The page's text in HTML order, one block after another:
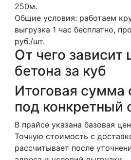
250м.
Общие условия: работаем
выгрузка 1 час бесплатно,
руб./шт.
От чего зависит
бетона за куб
Итоговая сумма
под конкретный
В прайсе указана базовая
Точную стоимость с
рассчитывает после